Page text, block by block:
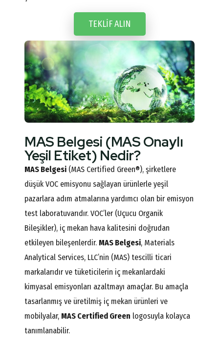
TEKLIF ALIN
MAS Belgesi (MAS Onaylı
Yeşil Etiket) Nedir?
MAS Belgesi (MAS Certified Green®), şirketlere
düşük VOC emisyonu sağlayan ürünlerle yeşil
pazarlara adım atmalarına yardımcı olan bir emisyon
test laboratuvarıdır. VOC’ler (Uçucu Organik
Bileşikler), iç mekan hava kalitesini doğrudan
etkileyen bileşenlerdir. MAS Belgesi, Materials
Analytical Services, LLC’nin (MAS) tescilli ticari
markalarıdır ve tüketicilerin iç mekanlardaki
kimyasal emisyonları azaltmayı amaçlar. Bu amaçla
tasarlanmış ve üretilmiş iç mekan ürünleri ve
mobilyalar, MAS Certified Green logosuyla kolayca
tanımlanabilir.